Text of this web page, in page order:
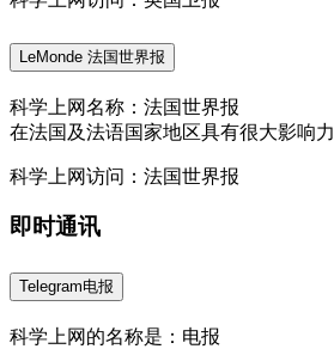
LeMonde 法国世界报
科学上网名称：法国世界报
在法国及法语国家地区具有很大影响力
科学上网访问：法国世界报
即时通讯
Telegram电报
科学上网的名称是：电报